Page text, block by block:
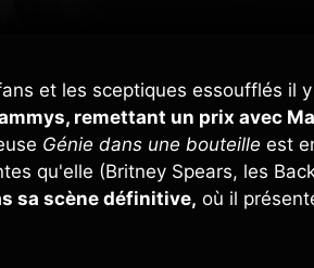
et les sceptiques essoufflés il
remettant un prix avec
Génie dans une bouteille est
qu'elle (Britney Spears, les
sa scène définitive, où il